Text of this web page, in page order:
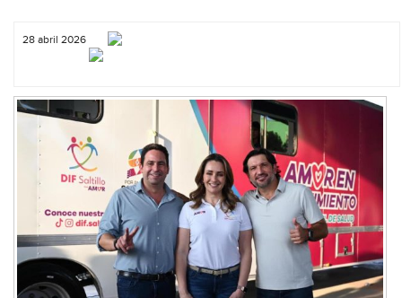
28 abril 2026